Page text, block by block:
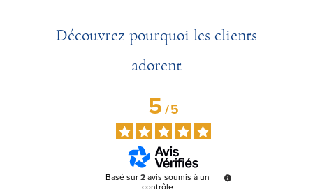
Découvrez pourquoi les clients
adorent
5/5
Basé sur2avis soumis à un